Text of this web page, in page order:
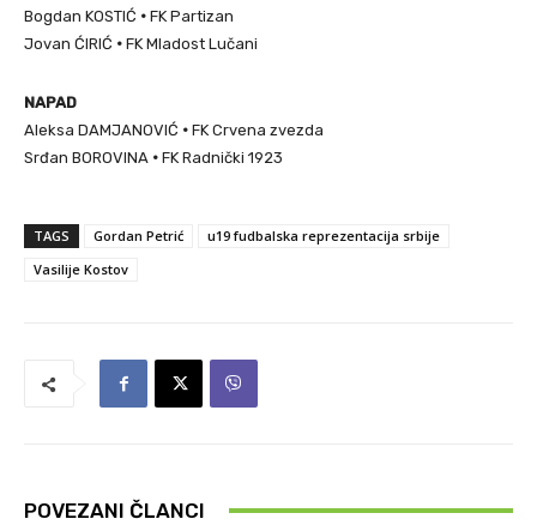
Bogdan KOSTIĆ • FK Partizan
Jovan ĆIRIĆ • FK Mladost Lučani
NAPAD
Aleksa DAMJANOVIĆ • FK Crvena zvezda
Srđan BOROVINA • FK Radnički 1923
TAGS Gordan Petrić
u19 fudbalska reprezentacija srbije
Vasilije Kostov
POVEZANI ČLANCI